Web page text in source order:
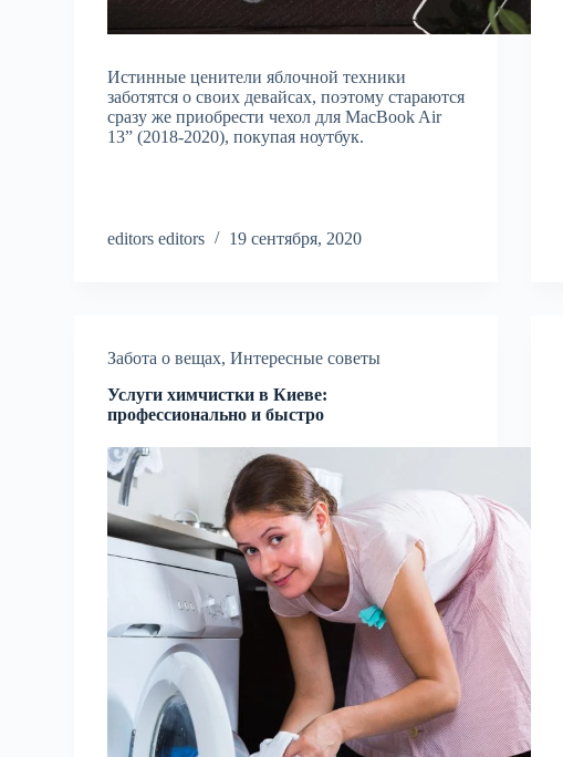
Истинные ценители яблочной техники
заботятся о своих девайсах, поэтому стараются
сразу же приобрести чехол для MacBook Air
13” (2018-2020), покупая ноутбук.
editors editors 19 сентября, 2020
Забота о вещах,Интересные советы
Услуги химчистки в Киеве:
профессионально и быстро